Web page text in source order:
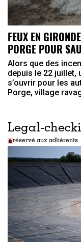
FEUX EN
PORGE POUR
Alors que des
depuis le 22 juillet,
s’ouvrir pour les
Porge, village
Legal-
réservé aux adhérents